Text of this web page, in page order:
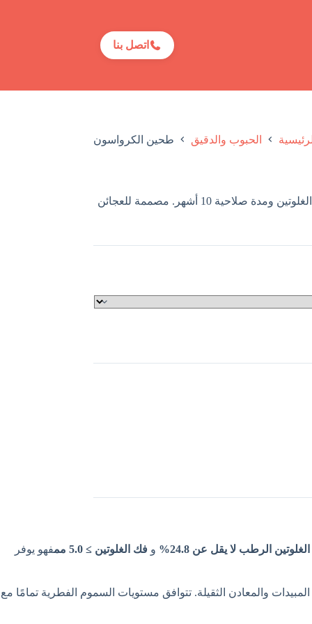
اتصل بنا
الحبوب والدقيق طحين الكرواسون
يحتوي على ≥24.8% من الغلوتين ومدة صلاحية 10 أشهر. مصممة للعجائن
الرطب لا يقل عن 24.8% و فك الغلوتين ≥ 5.0 مم
فهو يوفر
والمعادن الثقيلة. تتوافق مستويات السموم الفطرية تمامًا مع